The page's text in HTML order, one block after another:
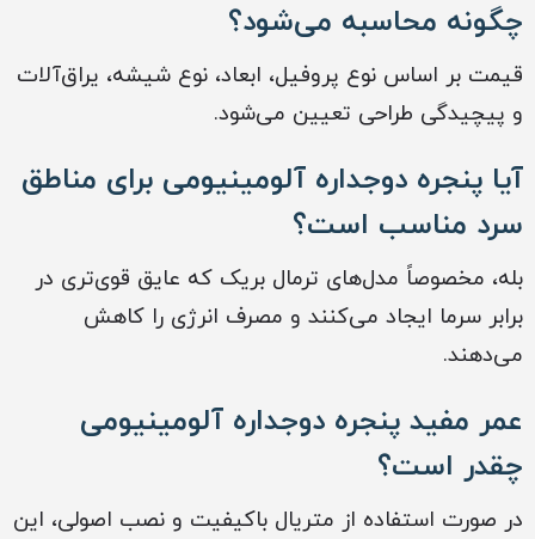
چگونه محاسبه می‌شود؟
قیمت بر اساس نوع پروفیل، ابعاد، نوع شیشه، یراق‌آلات
و پیچیدگی طراحی تعیین می‌شود.
آیا پنجره دوجداره آلومینیومی برای مناطق
سرد مناسب است؟
بله، مخصوصاً مدل‌های ترمال بریک که عایق قوی‌تری در
برابر سرما ایجاد می‌کنند و مصرف انرژی را کاهش
می‌دهند.
عمر مفید پنجره دوجداره آلومینیومی
چقدر است؟
در صورت استفاده از متریال باکیفیت و نصب اصولی، این